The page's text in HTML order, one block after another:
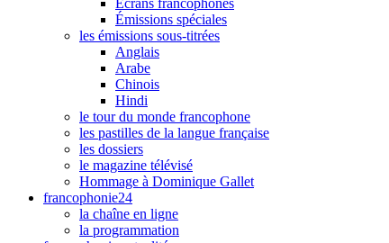
Écrans francophones
Émissions spéciales
les émissions sous-titrées
Anglais
Arabe
Chinois
Hindi
le tour du monde francophone
les pastilles de la langue française
les dossiers
le magazine télévisé
Hommage à Dominique Gallet
francophonie24
la chaîne en ligne
la programmation